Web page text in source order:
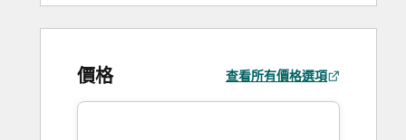
價格 查看所有價格選項